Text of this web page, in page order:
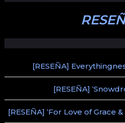
[RESEÑA]
[RESEÑA]
[RESEÑA] ‘For Love of Grace